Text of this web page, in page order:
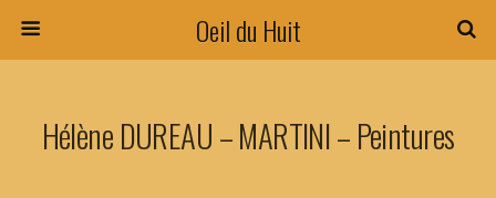
Oeil du Huit
Hélène DUREAU – MARTINI – Peintures